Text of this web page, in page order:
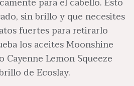
sin brillo y que necesites
fuertes para retirarlo
los aceites Moonshine
Lemon Squeeze
de Ecoslay.